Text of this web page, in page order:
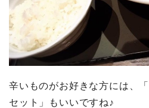
辛いものがお好きな方には、
セット」もいいですね♪